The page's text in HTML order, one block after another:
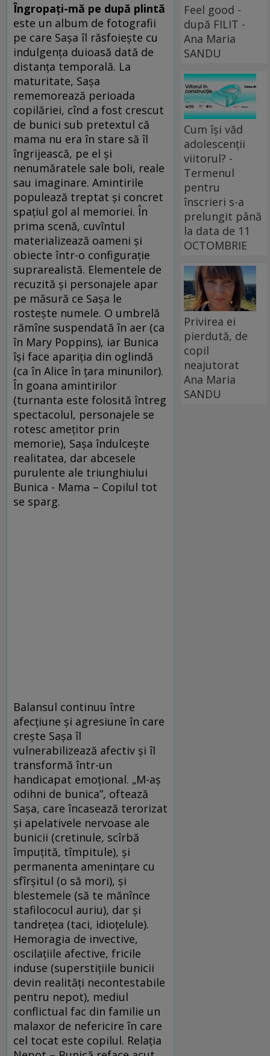
Îngropaţi-mă pe după plintă
este un album de fotografii
pe care Saşa îl răsfoieşte cu
indulgenţa duioasă dată de
distanţa temporală. La
maturitate, Saşa
rememorează perioada
copilăriei, cînd a fost crescut
de bunici sub pretextul că
mama nu era în stare să îl
îngrijească, pe el şi
nenumăratele sale boli, reale
sau imaginare. Amintirile
populează treptat şi concret
spaţiul gol al memoriei. În
prima scenă, cuvîntul
materializează oameni şi
obiecte într-o configuraţie
suprarealistă. Elementele de
recuzită şi personajele apar
pe măsură ce Saşa le
rosteşte numele. O umbrelă
rămîne suspendată în aer (ca
în Mary Poppins), iar Bunica
îşi face apariţia din oglindă
(ca în Alice în ţara minunilor).
În goana amintirilor
(turnanta este folosită întreg
spectacolul, personajele se
rotesc ameţitor prin
memorie), Saşa îndulceşte
realitatea, dar abcesele
purulente ale triunghiului
Bunica - Mama – Copilul tot
se sparg.
Balansul continuu între
afecţiune şi agresiune în care
creşte Saşa îl
vulnerabilizează afectiv şi îl
transformă într-un
handicapat emoţional. „M-aş
odihni de bunica”, oftează
Saşa, care încasează terorizat
şi apelativele nervoase ale
bunicii (cretinule, scîrbă
împuţită, tîmpitule), şi
permanenta ameninţare cu
sfîrşitul (o să mori), şi
blestemele (să te mănînce
stafilococul auriu), dar şi
tandreţea (taci, idioţelule).
Hemoragia de invective,
oscilaţiile afective, fricile
induse (superstiţiile bunicii
devin realităţi necontestabile
pentru nepot), mediul
conflictual fac din familie un
malaxor de nefericire în care
cel tocat este copilul. Relaţia
Feel good -
după FILIT -
Ana Maria
SANDU
Cum își văd
adolescenții
viitorul? -
Termenul
pentru
înscrieri s-a
prelungit până
la data de 11
OCTOMBRIE
Privirea ei
pierdută, de
copil
neajutorat
Ana Maria
SANDU